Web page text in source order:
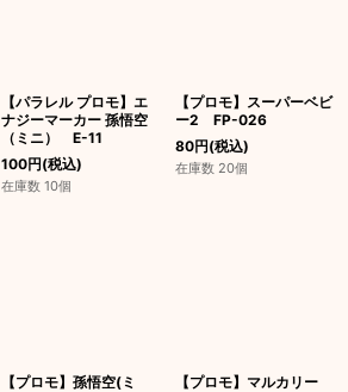
【パラレル プロモ】エ
ナジーマーカー 孫悟空
（ミニ） E-11
100円(税込)
在庫数 10個
【プロモ】スーパーベビ
ー2 FP-026
80円(税込)
在庫数 20個
【プロモ】孫悟空(ミ
【プロモ】マルカリー